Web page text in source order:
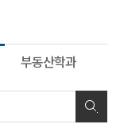
부동산학과